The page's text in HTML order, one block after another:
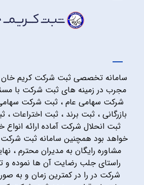
سامانه تخصصی ثبت شرکت کریم خان
مجرب در زمینه های ثبت شرکت با
شرکت سهامی عام ، ثبت شرکت
بازرگانی ، ثبت برند ، ثبت اختراعات
ثبت انحلال شرکت آماده ارائه
خواهد بود همچنین سامانه ثبت
مشاوره رایگان به مدیران محترم ،
راستای جلب رضایت آن ها نموده و
شرکت در را در کمترین زمان و به